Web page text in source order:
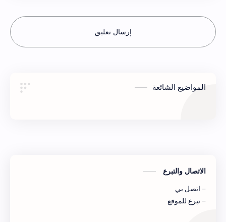
إرسال تعليق
المواضيع الشائعة
الاتصال والتبرع
اتصل بي
تبرع للموقع